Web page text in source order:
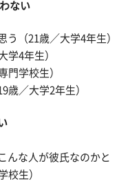
ない
う（21歳／大学4年生）
学4年生）
門学校生）
歳／大学2年生）
んな人が彼氏なのかと
校生）